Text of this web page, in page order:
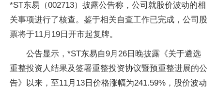
*ST东易（002713）披露公告称，公司就股价波动的相
关事项进行了核查。鉴于相关自查工作已完成，公司股
票将于11月19日开市起复牌。
公告显示，*ST东易自9月26日晚披露《关于遴选
重整投资人结果及签署重整投资协议暨预重整进展的公
告》以来，至11月13日价格涨幅为241.59%，股价波动